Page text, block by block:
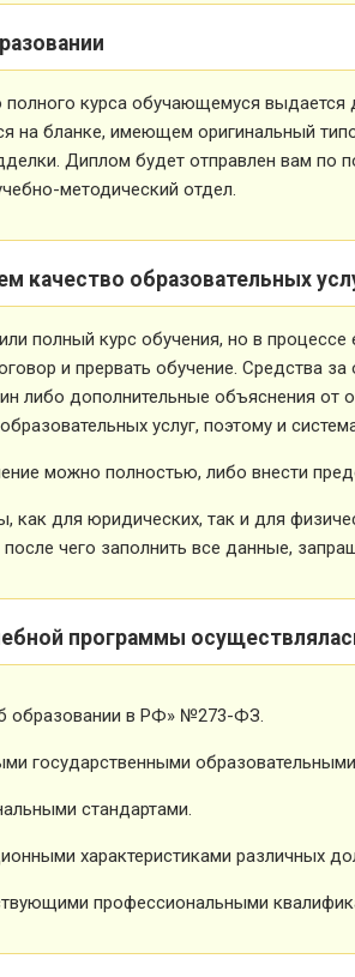
курса обучающемуся выдается
на бланке, имеющем оригинальный
Диплом будет отправлен вам по
методический отдел.
качество образовательных
полный курс обучения, но в
и прервать обучение. Средства
либо дополнительные объяснения
услуг, поэтому и
можно полностью, либо внести
как для юридических, так и для
после чего заполнить все данные,
программы
образовании в РФ» №273-ФЗ.
государственными
стандартами.
характеристиками различных
профессиональными